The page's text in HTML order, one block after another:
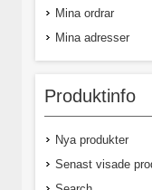
Mina ordrar
Mina adresser
Produktinfo
Nya produkter
Senast visade